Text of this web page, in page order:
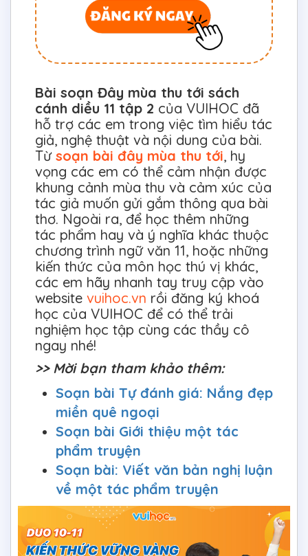
Bài soạn Đây mùa thu tới sách
cánh diều 11 tập 2 của VUIHOC đã
hỗ trợ các em trong việc tìm hiểu tác
giả, nghệ thuật và nội dung của bài.
Từ soạn bài đây mùa thu tới, hy
vọng các em có thể cảm nhận được
khung cảnh mùa thu và cảm xúc của
tác giả muốn gửi gắm thông qua bài
thơ. Ngoài ra, để học thêm những
tác phẩm hay và ý nghĩa khác thuộc
chương trình ngữ văn 11, hoặc những
kiến thức của môn học thú vị khác,
các em hãy nhanh tay truy cập vào
website vuihoc.vn rồi đăng ký khoá
học của VUIHOC để có thể trải
nghiệm học tập cùng các thầy cô
ngay nhé!
>> Mời bạn tham khảo thêm:
Soạn bài Tự đánh giá: Nắng đẹp
miền quê ngoại
Soạn bài Giới thiệu một tác
phẩm truyện
Soạn bài: Viết văn bản nghị luận
về một tác phẩm truyện